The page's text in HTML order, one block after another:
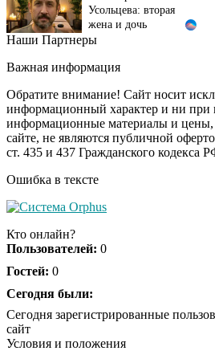
жена и дочь
Канадская гимнастка
призналась, чем ее
разочаровала Москва
i
Ржу не переставая, это
видео пересмотришь
не раз
Ролик из Омска: вы
Ролик длится пару
шоке от увиденного
Наши Партнеры
Важная информация
Обратите внимание! Сайт носит
информационный характер и ни при
информационные материалы и
сайте, не являются публичной
ст. 435 и 437 Гражданского кодекса
Ошибка в тексте
Кто онлайн?
Пользователей: 0
Гостей: 0
Сегодня были:
Сегодня зарегистрированные
сайт
Условия и положения